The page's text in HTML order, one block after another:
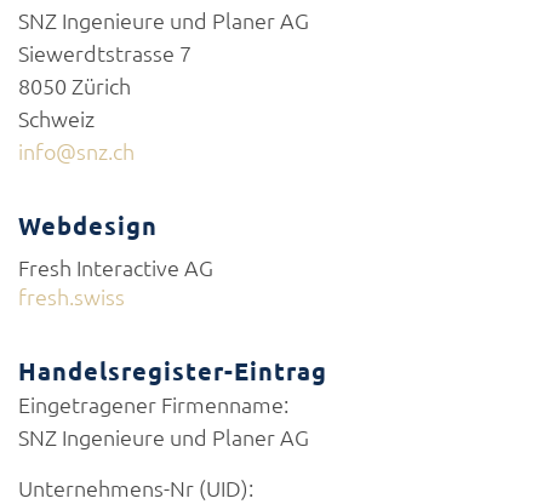
SNZ Ingenieure und Planer AG
Siewerdtstrasse 7
8050 Zürich
Schweiz
info@snz.ch
Webdesign
Fresh Interactive AG
fresh.swiss
Handelsregister-Eintrag
Eingetragener Firmenname:
SNZ Ingenieure und Planer AG
Unternehmens-Nr (UID):